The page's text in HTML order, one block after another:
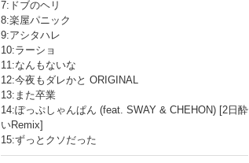
7:ドブのヘリ
8:楽屋パニック
9:アシタハレ
10:ラーショ
11:なんもないな
12:今夜もダレかと ORIGINAL
13:また卒業
14:ぽっぷしゃんぱん (feat. SWAY & CHEHON) [2日酔
いRemix]
15:ずっとクソだった